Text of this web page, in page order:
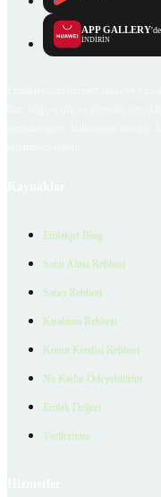
APP GALLERY
İNDİRİN
Emlakjet Blog
Satın Alma Rehberi
Satıcı Rehberi
Kiralama Rehberi
Konut Kredisi Rehberi
Ne Kadar Ödeyebilirim
Emlak Değeri
Verilerimiz